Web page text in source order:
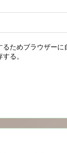
るためブラウザーに
る。